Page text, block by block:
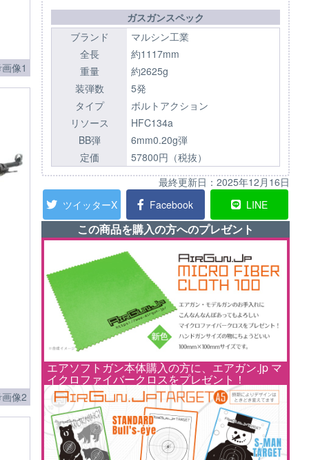
ガスガンスペック
ブランド
マルシン工業
全長
約1117mm
重量
約2625g
装弾数
5発
タイプ
ボルトアクション
リソース
HFC134a
BB弾
6mm0.20g弾
定価
57800円（税抜）
最終更新日： 2025年12月16日
ツイッターX
Facebook LINE
この商品を購入の方へのプレゼント
エアソフトガン本体購入の方に、エアガン.jp マ
イクロファイバークロスをプレゼント！
像1
像2